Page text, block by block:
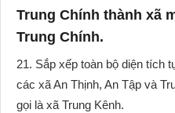
Trung Chính thành xã
Trung Chính.
21. Sắp xếp toàn bộ diện tích
các xã An Thịnh, An Tập và
gọi là xã Trung Kênh.